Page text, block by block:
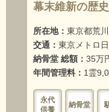
幕末維新の歴
所在地： 東京都荒
交通： 東京メトロ
納骨堂 総額： 35万
年間管理料： 1霊
永代
供養
納骨堂